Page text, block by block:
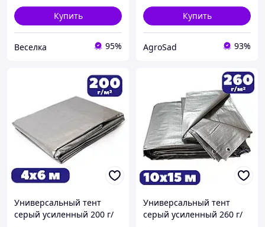
Купить
Веселка 95%
Купить
AgroSad 93%
Универсальный тент
серый усиленный 200 г/
Универсальный тент
серый усиленный 260 г/